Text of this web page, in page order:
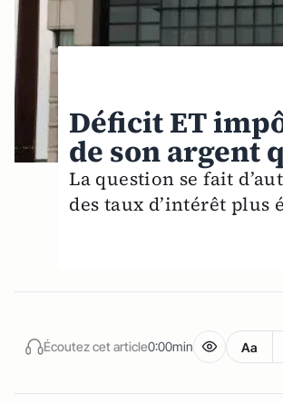
Déficit ET
de son argent
La question se fait
des taux d’intérêt plus
Écoutez cet article0:00min Aa